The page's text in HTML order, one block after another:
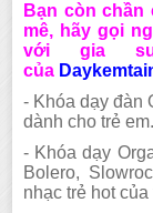
Bạn còn
mê, hãy gọi
với gia
của
- Khóa dạy đàn
dành cho trẻ em.
- Khóa dạy
Bolero,
nhạc trẻ hot